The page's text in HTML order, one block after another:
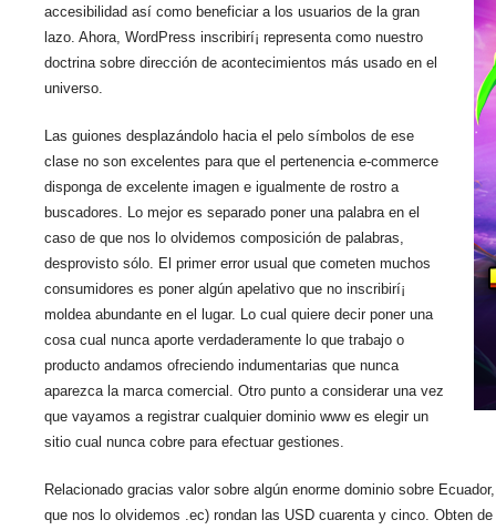
accesibilidad así­ como beneficiar a los usuarios de la gran
lazo. Ahora, WordPress inscribirí¡ representa como nuestro
doctrina sobre dirección de acontecimientos más usado en el
universo.
Las guiones desplazándolo hacia el pelo símbolos de ese
clase no son excelentes para que el pertenencia e-commerce
disponga de excelente imagen e igualmente de rostro a
buscadores. Lo mejor es separado poner una palabra en el
caso de que nos lo olvidemos composición de palabras,
desprovisto sólo. El primer error usual que cometen muchos
consumidores es poner algún apelativo que no inscribirí¡
moldea abundante en el lugar. Lo cual quiere decir poner una
cosa cual nunca aporte verdaderamente lo que trabajo o
producto andamos ofreciendo indumentarias que nunca
aparezca la marca comercial. Otro punto a considerar una vez
que vayamos a registrar cualquier dominio www es elegir un
sitio cual nunca cobre para efectuar gestiones.
Relacionado gracias valor sobre algún enorme dominio sobre
que nos lo olvidemos .ec) rondan las USD cuarenta y cinco. Obten